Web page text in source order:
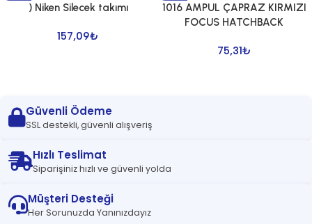
) Niken Silecek takımı
157,09₺
1016 AMPUL ÇAPRAZ KIRMIZI
FOCUS HATCHBACK
75,31₺
Güvenli Ödeme
SSL destekli, güvenli alışveriş
Hızlı Teslimat
Siparişiniz hızlı ve güvenli yolda
Müşteri Desteği
Her Sorunuzda Yanınızdayız